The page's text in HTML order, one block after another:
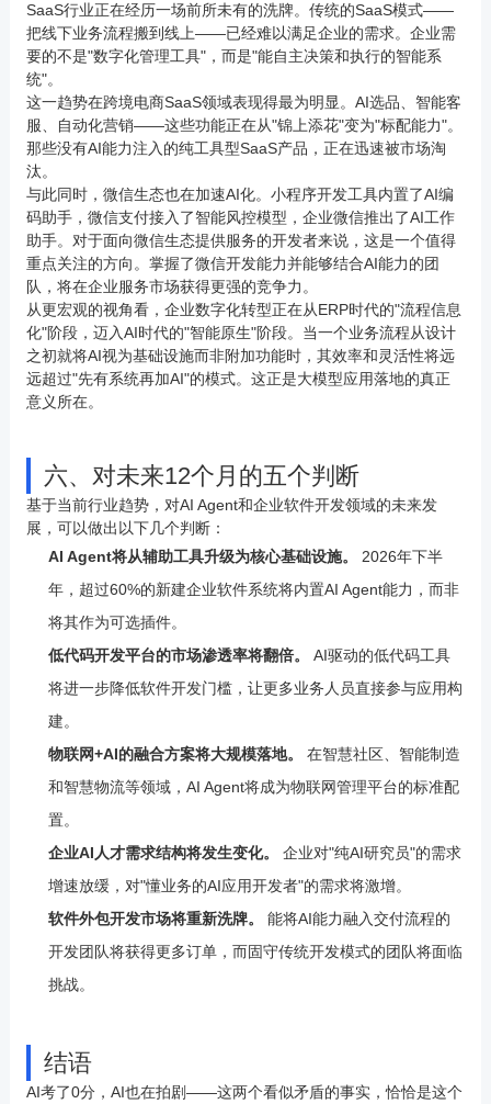
SaaS行业正在经历一场前所未有的洗牌。传统的SaaS模式——
把线下业务流程搬到线上——已经难以满足企业的需求。企业需
要的不是"数字化管理工具"，而是"能自主决策和执行的智能系
统"。
这一趋势在跨境电商SaaS领域表现得最为明显。AI选品、智能客
服、自动化营销——这些功能正在从"锦上添花"变为"标配能力"。
那些没有AI能力注入的纯工具型SaaS产品，正在迅速被市场淘
汰。
与此同时，微信生态也在加速AI化。小程序开发工具内置了AI编
码助手，微信支付接入了智能风控模型，企业微信推出了AI工作
助手。对于面向微信生态提供服务的开发者来说，这是一个值得
重点关注的方向。掌握了微信开发能力并能够结合AI能力的团
队，将在企业服务市场获得更强的竞争力。
从更宏观的视角看，企业数字化转型正在从ERP时代的"流程信息
化"阶段，迈入AI时代的"智能原生"阶段。当一个业务流程从设计
之初就将AI视为基础设施而非附加功能时，其效率和灵活性将远
远超过"先有系统再加AI"的模式。这正是大模型应用落地的真正
意义所在。
六、对未来12个月的五个判断
基于当前行业趋势，对AI Agent和企业软件开发领域的未来发
展，可以做出以下几个判断：
AI Agent将从辅助工具升级为核心基础设施。
2026年下半
年，超过60%的新建企业软件系统将内置AI Agent能力，而非
将其作为可选插件。
低代码开发平台的市场渗透率将翻倍。
AI驱动的低代码工具
将进一步降低软件开发门槛，让更多业务人员直接参与应用构
建。
物联网+AI的融合方案将大规模落地。
在智慧社区、智能制造
和智慧物流等领域，AI Agent将成为物联网管理平台的标准配
置。
企业AI人才需求结构将发生变化。
企业对"纯AI研究员"的需求
增速放缓，对"懂业务的AI应用开发者"的需求将激增。
软件外包开发市场将重新洗牌。
能将AI能力融入交付流程的
开发团队将获得更多订单，而固守传统开发模式的团队将面临
挑战。
结语
AI考了0分，AI也在拍剧——这两个看似矛盾的事实，恰恰是这个